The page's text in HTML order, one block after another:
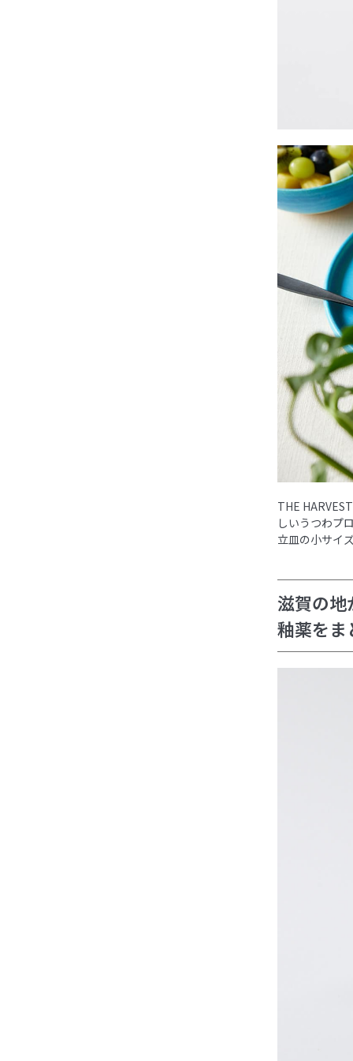
THE
しいうつわプ
立皿の小サイ
滋賀の地
釉薬をま